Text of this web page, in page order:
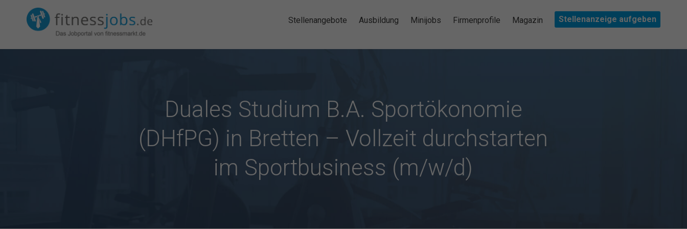
Stellenangebote Ausbildung Minijobs Firmenprofile Magazin Stellenanzeige aufgeben
Duales Studium B.A. Sportökonomie
(DHfPG) in Bretten – Vollzeit durchstarten
im Sportbusiness (m/w/d)